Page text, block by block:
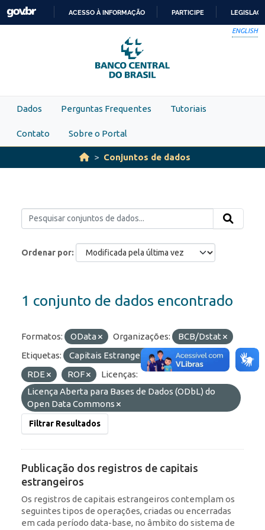
Skip to main content
PARA
O
CONTEÚDO
ACESSO À INFORMAÇÃO PARTICIPE
ENGLISH
Dados Perguntas Frequentes Tutoriais
Contato Sobre o Portal
Conjuntos de dados
Ordenar por
1 conjunto de dados encontrado
Formatos: OData Organizações:
BCB/Dstat
Etiquetas:
Capitais Estrangeiros
IED
RDE
ROF
Licenças:
Licença Aberta para Bases de Dados (ODbL) do
Open Data Commons
Filtrar Resultados
Publicação dos registros de capitais
estrangeiros
Os registros de capitais estrangeiros contemplam os
seguintes tipos de operações, criadas ou encerradas
em cada período data-base, no âmbito do sistema de